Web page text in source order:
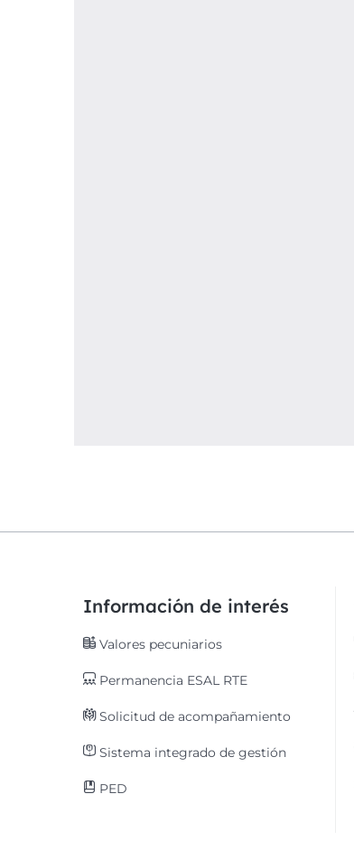
Información de interés
Valores pecuniarios
Permanencia ESAL RTE
Solicitud de acompañamiento
Sistema integrado de gestión
PED